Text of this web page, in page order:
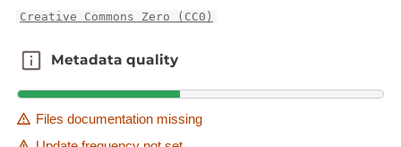
Creative Commons Zero (CC0)
Metadata quality
Metadata quality
Files documentation missing